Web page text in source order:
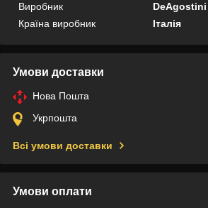
Виробник
DeAgostini
Країна виробник
Італія
Умови доставки
Нова Пошта
Укрпошта
Всі умови доставки
Умови оплати